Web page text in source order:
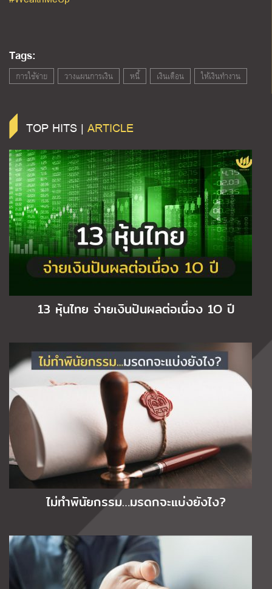
Tags:
การใช้จ่าย วางแผนการเงิน หนี้ เงินเดือน ให้เงินทำงาน
TOP HITS | ARTICLE
13 หุ้นไทย จ่ายเงินปันผลต่อเนื่อง 1O ปี
ไม่ทำพินัยกรรม…มรดกจะแบ่งยังไง?